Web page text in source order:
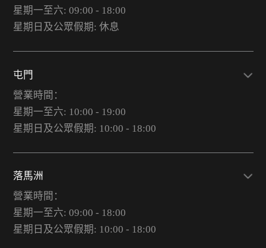
星期一至六: 09:00 - 18:00
星期日及公眾假期: 休息
屯門
營業時間：
星期一至六: 10:00 - 19:00
星期日及公眾假期: 10:00 - 18:00
落馬洲
營業時間：
星期一至六: 09:00 - 18:00
星期日及公眾假期: 10:00 - 18:00